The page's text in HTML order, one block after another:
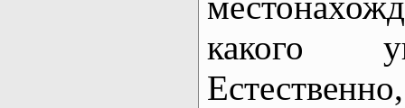
какого